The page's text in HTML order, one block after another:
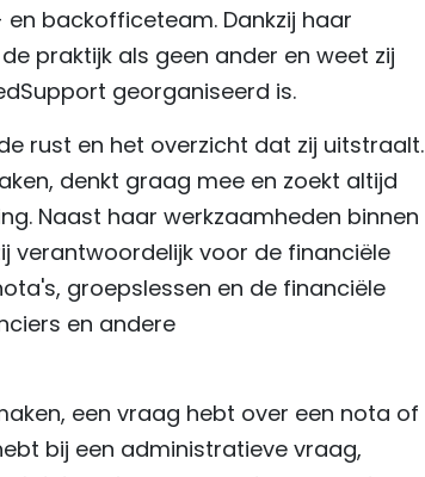
backofficeteam. Dankzij haar
praktijk als geen ander en weet zij
georganiseerd is.
rust en het overzicht dat zij uitstraalt.
denkt graag mee en zoekt altijd
Naast haar werkzaamheden binnen
verantwoordelijk voor de financiële
groepslessen en de financiële
en andere
een vraag hebt over een nota of
bij een administratieve vraag,